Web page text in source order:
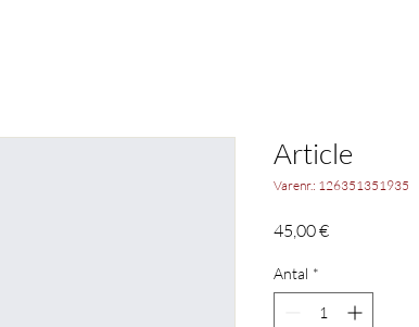
Article
Varenr.: 126351351935
45,00 €Pris
Antal *